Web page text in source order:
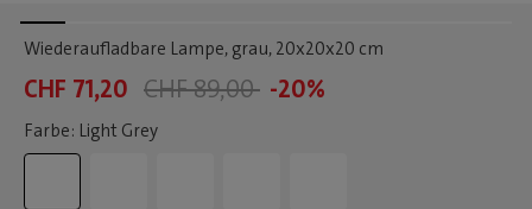
Wiederaufladbare Lampe, grau, 20x20x20 cm
CHF 71,20 CHF 89,00 -20%
Farbe: Light Grey